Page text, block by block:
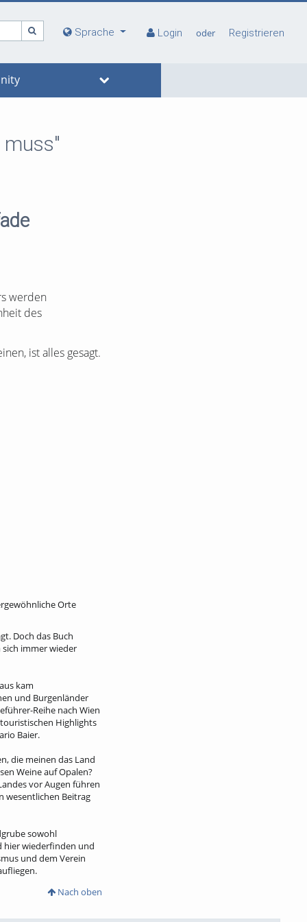
Sprache Login oder Registrieren
muss"
werden
des
ist alles gesagt.
Orte
Doch das Buch
immer wieder
kam
und Burgenländer
Reihe nach Wien
Highlights
Baier.
die meinen das Land
Weine auf Opalen?
vor Augen führen
wesentlichen Beitrag
sowohl
hier wiederfinden und
und dem Verein
Nach oben